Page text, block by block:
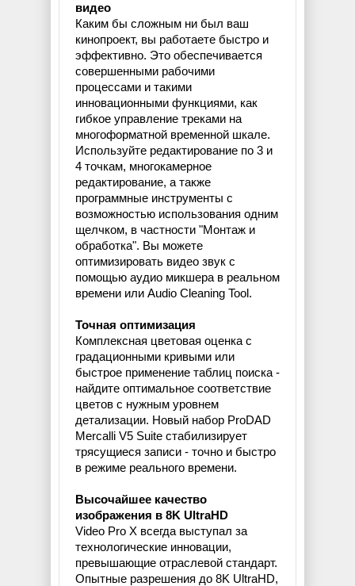
видео
Каким бы сложным ни был ваш
кинопроект, вы работаете быстро и
эффективно. Это обеспечивается
совершенными рабочими
процессами и такими
инновационными функциями, как
гибкое управление треками на
многоформатной временной шкале.
Используйте редактирование по 3 и
4 точкам, многокамерное
редактирование, а также
программные инструменты с
возможностью использования одним
щелчком, в частности "Монтаж и
обработка". Вы можете
оптимизировать видео звук с
помощью аудио микшера в реальном
времени или Audio Cleaning Tool.
Точная оптимизация
Комплексная цветовая оценка с
градационными кривыми или
быстрое применение таблиц поиска -
найдите оптимальное соответствие
цветов с нужным уровнем
детализации. Новый набор ProDAD
Mercalli V5 Suite стабилизирует
трясущиеся записи - точно и быстро
в режиме реального времени.
Высочайшее качество
изображения в 8K UltraHD
Video Pro X всегда выступал за
технологические инновации,
превышающие отраслевой стандарт.
Опытные разрешения до 8K UltraHD,